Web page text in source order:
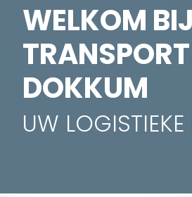
WELKOM
DOKKUM
UW LOGISTIEKE